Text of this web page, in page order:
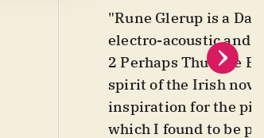
"Rune Glerup is a
electro-acoustic and
2 Perhaps Thus the
spirit of the Irish
inspiration for the
which I found to be